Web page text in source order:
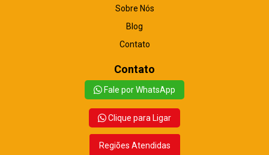
Sobre Nós
Blog
Contato
Contato
Fale por WhatsApp
Clique para Ligar
Regiões Atendidas